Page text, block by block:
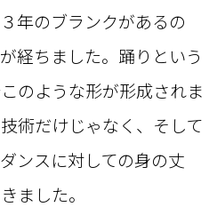
年のブランクがあるの
経ちました。踊りという
のような形が形成されま
術だけじゃなく、そして
ンスに対しての身の丈
ました。